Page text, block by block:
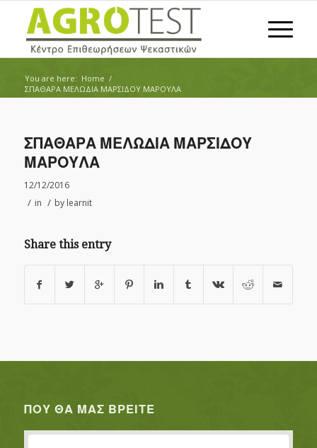
You are here: Home /
ΣΠΑΘΑΡΑ ΜΕΛΩΔΙΑ ΜΑΡΣΙΔΟΥ ΜΑΡΟΥΛΑ
ΣΠΑΘΑΡΑ ΜΕΛΩΔΙΑ ΜΑΡΣΙΔΟΥ
ΜΑΡΟΥΛΑ
12/12/2016
/ in / by learnit
Share this entry
ΠΟΥ ΘΑ ΜΑΣ ΒΡΕΊΤΕ